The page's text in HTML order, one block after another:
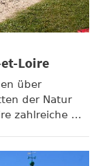
Loire
über
der Natur
zahlreiche ...